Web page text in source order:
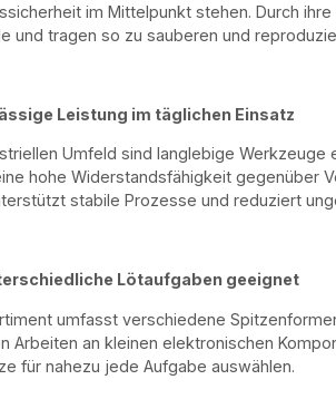
im Mittelpunkt stehen. Durch
und tragen so zu sauberen und
Leistung im täglichen Einsatz
Umfeld sind langlebige
hohe Widerstandsfähigkeit gegenüber
stabile Prozesse und reduziert
Lötaufgaben geeignet
umfasst verschiedene
Arbeiten an kleinen elektronischen
für nahezu jede Aufgabe auswählen.